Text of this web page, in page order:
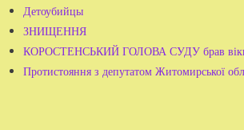
Детоубийцы
ЗНИЩЕННЯ
КОРОСТЕНСЬКИЙ ГОЛОВА СУДУ брав
Протистояння з депутатом Житомирської